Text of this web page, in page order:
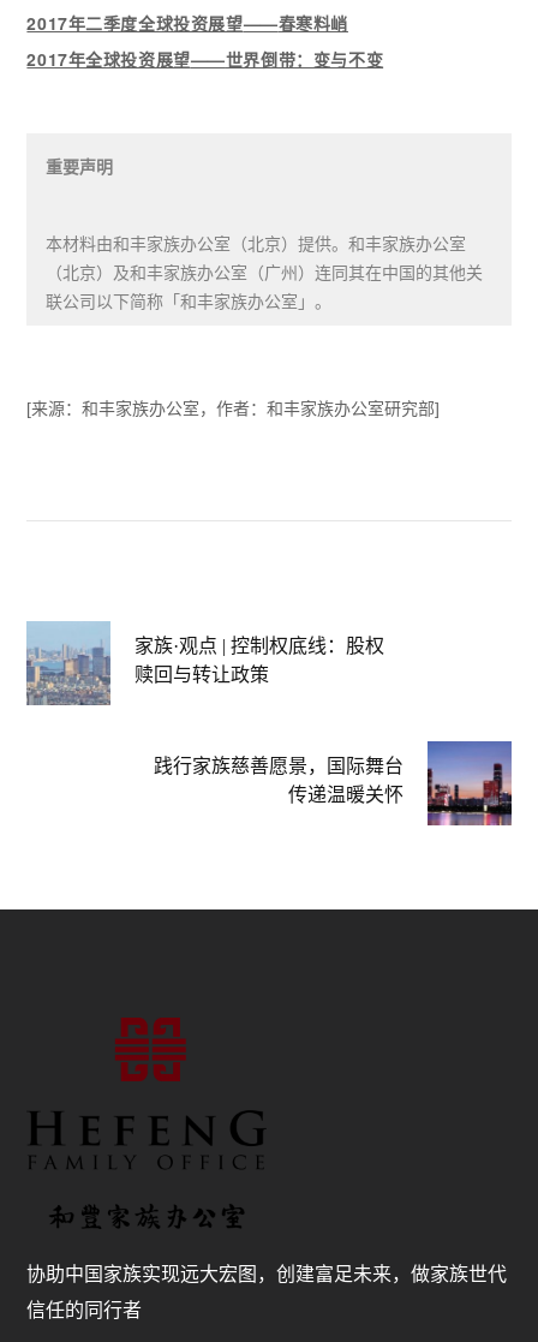
2017年二季度全球投资展望——春寒料峭
2017年全球投资展望——世界倒带：变与不变
重要声明
本材料由和丰家族办公室（北京）提供。和丰家族办公室
（北京）及和丰家族办公室（广州）连同其在中国的其他关
联公司以下简称「和丰家族办公室」。
的报价或邀请报价。某些服务和产品受法律约束，不能无限
声明或保证（除了关于和丰家族办公室的披露信息）。报告
分析基于各种假设，不同假设可能导致分析结果出现重大不
同。因采用的假设和/或标准不同，本报告中的观点可能与和
丰家族办公室其它业务领域或部门不同或甚至相反。和丰家
告所提及投资工具的多头或空头头寸，作为委托人或代理人
进行涉及相关投资工具的交易，或者向/为了发行人、投资工
具本身或向/为了此等发行人的任何商业或财务附属公司提供
和期权交易风险很大。过往业绩不预示未来业绩。可应要求
提供更多信息。有些投资可能会突然大幅跌价，收回的资金
对价格、价值或投资收入产生不利后果。负责编制本报告的
分析师可能为了收集、综合和解读市场信息而与交易部人
且可能会在未来发生改变。和丰家族办公室不提供法律或税
陈述，无论其是普遍性的还是针对客户具体情况或需求的。
我们必定无法将具体投资对象、金融形势以及不同客户的需
[来源：和丰家族办公室，作者：和丰家族办公室研究部]
家族·观点 | 控制权底线：股权
赎回与转让政策
践行家族慈善愿景，国际舞台
传递温暖关怀
协助中国家族实现远大宏图，创建富足未来，做家族世代
信任的同行者